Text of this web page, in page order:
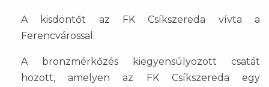
A kisdöntőt az FK Csíkszereda vívta a
Ferencvárossal.
A bronzmérkőzés kiegyensúlyozott csatát
hozott, amelyen az FK Csíkszereda egy